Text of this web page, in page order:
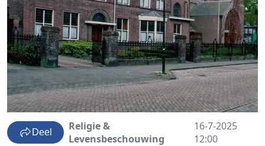
Deel
Religie &
Levensbeschouwing
16-7-2025
12:00